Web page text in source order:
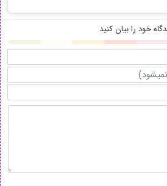
خود را بیان کنید